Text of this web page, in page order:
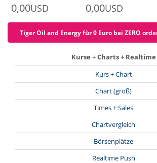
0,00USD 0,00USD
Tiger Oil and Energy für 0 Euro bei ZERO
Kurse + Charts + Realtime
Kurs + Chart
Chart (groß)
Times + Sales
Chartvergleich
Börsenplätze
Realtime Push